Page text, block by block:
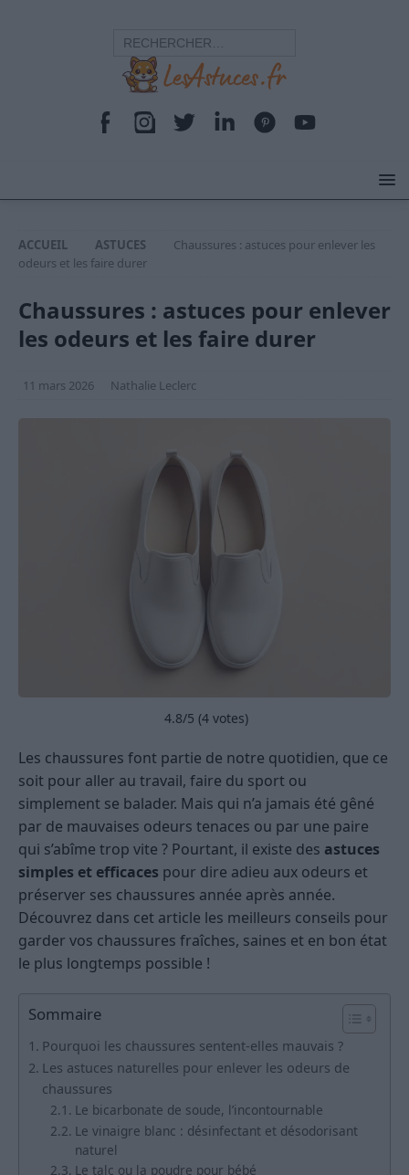
ACCUEIL ASTUCES
Chaussures : astuces pour enlever les
odeurs et les faire durer
Chaussures : astuces pour enlever
les odeurs et les faire durer
11 mars 2026 Nathalie Leclerc
4.8/5 (4 votes)
Les chaussures font partie de notre quotidien, que ce
soit pour aller au travail, faire du sport ou
simplement se balader. Mais qui n’a jamais été gêné
par de mauvaises odeurs tenaces ou par une paire
qui s’abîme trop vite ? Pourtant, il existe des astuces
simples et efficaces pour dire adieu aux odeurs et
préserver ses chaussures année après année.
Découvrez dans cet article les meilleurs conseils pour
garder vos chaussures fraîches, saines et en bon état
le plus longtemps possible !
Sommaire
Pourquoi les chaussures sentent-elles mauvais ?
Les astuces naturelles pour enlever les odeurs de
chaussures
Le bicarbonate de soude, l’incontournable
Le vinaigre blanc : désinfectant et désodorisant
naturel
Le talc ou la poudre pour bébé